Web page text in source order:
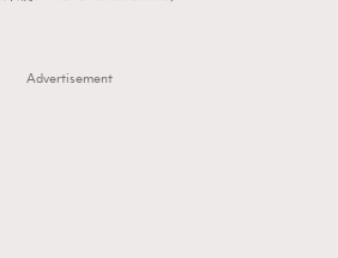
Advertisement